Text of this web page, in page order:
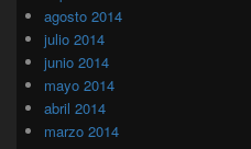
agosto 2014
julio 2014
junio 2014
mayo 2014
abril 2014
marzo 2014